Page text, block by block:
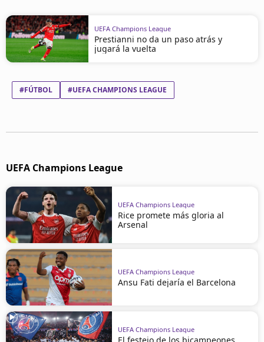
UEFA Champions League
Prestianni no da un paso atrás y
jugará la vuelta
#FÚTBOL #UEFA CHAMPIONS LEAGUE
UEFA Champions League
UEFA Champions League
Rice promete más gloria al
Arsenal
UEFA Champions League
Ansu Fati dejaría el Barcelona
UEFA Champions League
El festejo de los bicampeones